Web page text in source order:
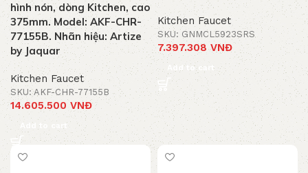
hình nón, dòng Kitchen, cao
375mm. Model: AKF-CHR-
77155B. Nhãn hiệu: Artize
by Jaquar
Kitchen Faucet
SKU: AKF-CHR-77155B
14.605.500 VNĐ
Add to cart
Kitchen Faucet
SKU: GNMCL5923SRS
7.397.308VNĐ
Add to cart